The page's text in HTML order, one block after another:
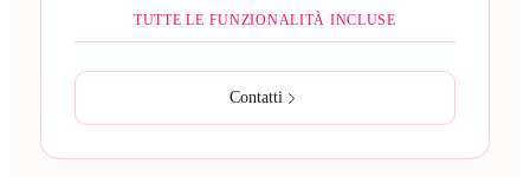
TUTTE LE FUNZIONALITÀ INCLUSE
Contatti